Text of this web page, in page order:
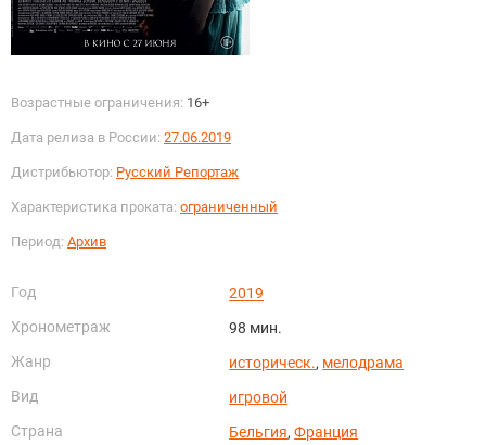
Возрастные ограничения: 16+
Дата релиза в России: 27.06.2019
Дистрибьютор: Русский Репортаж
Характеристика проката: ограниченный
Период: Архив
Год
2019
Хронометраж
98 мин.
Жанр
историческ., мелодрама
Вид
игровой
Страна
Бельгия,Франция